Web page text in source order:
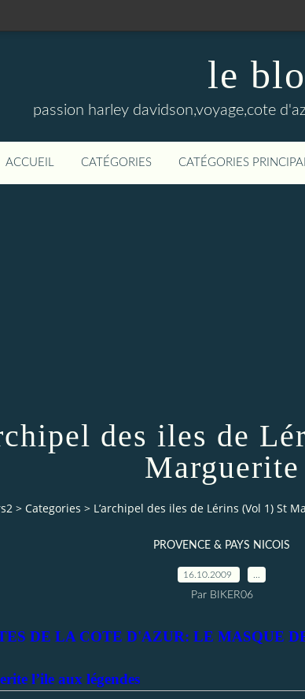
le
passion harley davidson,voyage,cote
ACCUEIL CATÉGORIES CATÉGORIES
des iles de
Marguerite
> Categories > L’archipel des iles de Lérins (Vol 1) St
PROVENCE & PAYS NICOIS
16.10.2009
Par BIKER06
DE LA COTE D'AZUR: LE MASQUE
l’ile aux légendes